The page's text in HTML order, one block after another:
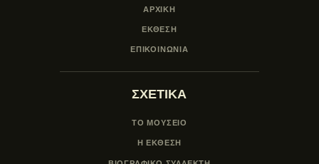
ΑΡΧΙΚΗ
ΕΚΘΕΣΗ
ΕΠΙΚΟΙΝΩΝΙΑ
ΣΧΕΤΙΚΑ
ΤΟ ΜΟΥΣΕΙΟ
Η ΕΚΘΕΣΗ